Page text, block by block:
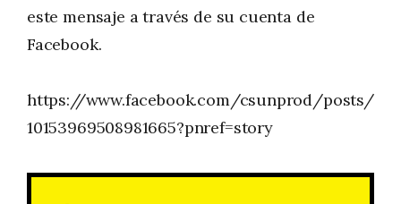
este mensaje a través de su cuenta de
Facebook.
https://www.facebook.com/csunprod/posts/
10153969508981665?pnref=story